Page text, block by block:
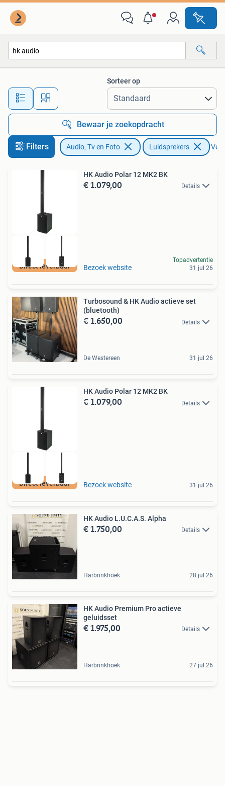
Alle afstanden…
Sorteer op
Bewaar je zoekopdracht
Filters Audio, Tv en Foto Luidsprekers
Direct leverbaar
HK Audio Polar 12 MK2 BK
€ 1.079,00 Details
Bezoek website
Topadvertentie
31 jul 26
Turbosound & HK Audio actieve set
(bluetooth)
€ 1.650,00 Details
De Westereen 31 jul 26
Direct leverbaar
HK Audio Polar 12 MK2 BK
€ 1.079,00 Details
Bezoek website 31 jul 26
HK Audio L.U.C.A.S. Alpha
€ 1.750,00 Details
Harbrinkhoek 28 jul 26
HK Audio Premium Pro actieve
geluidsset
€ 1.975,00 Details
Harbrinkhoek 27 jul 26